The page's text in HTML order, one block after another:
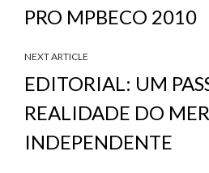
PRO MPBECO 2010
NEXT ARTICLE
EDITORIAL: UM
REALIDADE DO
INDEPENDENTE